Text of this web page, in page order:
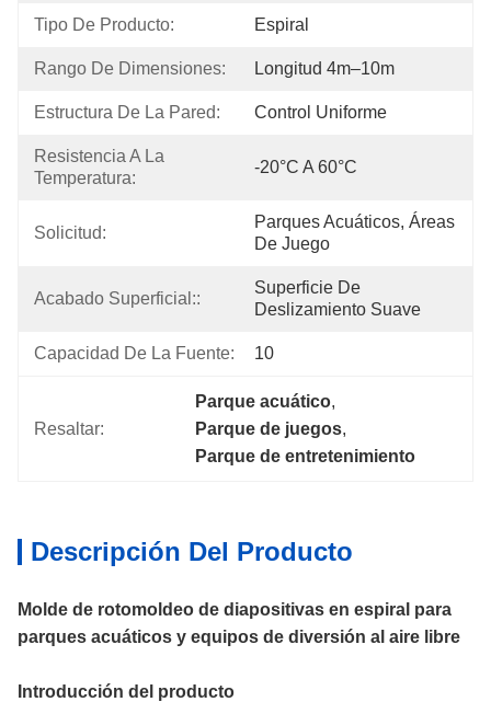
Tipo De Producto: Espiral
Rango De Dimensiones: Longitud 4m–10m
Estructura De La Pared: Control Uniforme
Resistencia A La
Temperatura:
-20°C A 60°C
Solicitud:
Parques Acuáticos, Áreas
De Juego
Acabado Superficial::
Superficie De
Deslizamiento Suave
Capacidad De La Fuente: 10
Resaltar:
Parque acuático,
Parque de juegos,
Parque de entretenimiento
Descripción Del Producto
Molde de rotomoldeo de diapositivas en espiral para
parques acuáticos y equipos de diversión al aire libre
Introducción del producto